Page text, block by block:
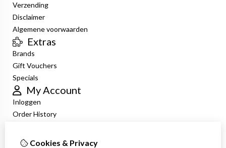
Verzending
Disclaimer
Algemene voorwaarden
Extras
Brands
Gift Vouchers
Specials
My Account
Inloggen
Order History
NewsletterCookies & Privacy